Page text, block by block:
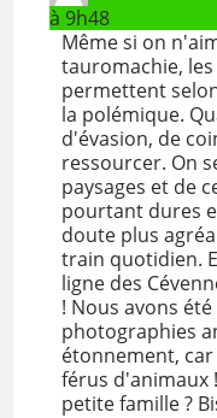
à 9h48
Même si on
tauromachie,
permettent
la polémique.
d'évasion, de
ressourcer. On
paysages et de
pourtant dures
doute plus
train quotidien.
ligne des
! Nous avons
photographies
étonnement,
férus d'animaux
petite famille ?